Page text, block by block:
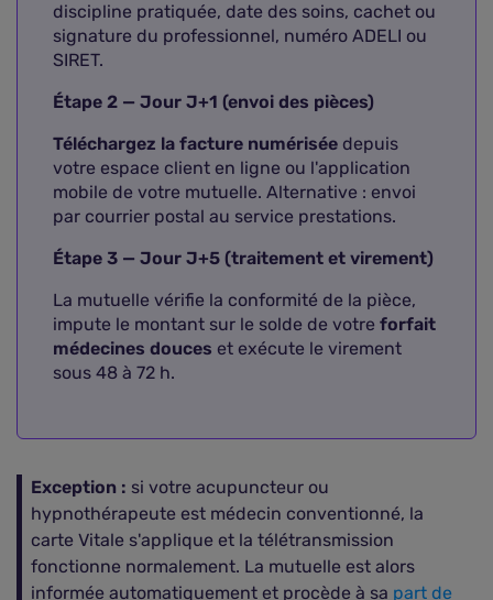
discipline pratiquée, date des soins, cachet ou
signature du professionnel, numéro ADELI ou
SIRET.
Étape 2 — Jour J+1 (envoi des pièces)
Téléchargez la facture numérisée depuis
votre espace client en ligne ou l'application
mobile de votre mutuelle. Alternative : envoi
par courrier postal au service prestations.
Étape 3 — Jour J+5 (traitement et virement)
La mutuelle vérifie la conformité de la pièce,
impute le montant sur le solde de votre forfait
médecines douces et exécute le virement
sous 48 à 72 h.
Exception : si votre acupuncteur ou
hypnothérapeute est médecin conventionné, la
carte Vitale s'applique et la télétransmission
fonctionne normalement. La mutuelle est alors
informée automatiquement et procède à sa part de